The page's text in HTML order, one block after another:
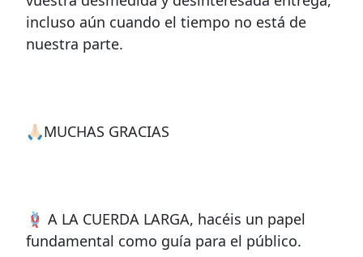
incluso aún cuando el tiempo no está de
nuestra parte.
🙏🏻MUCHAS GRACIAS
🪢 A LA CUERDA LARGA, hacéis un papel
fundamental como guía para el público.